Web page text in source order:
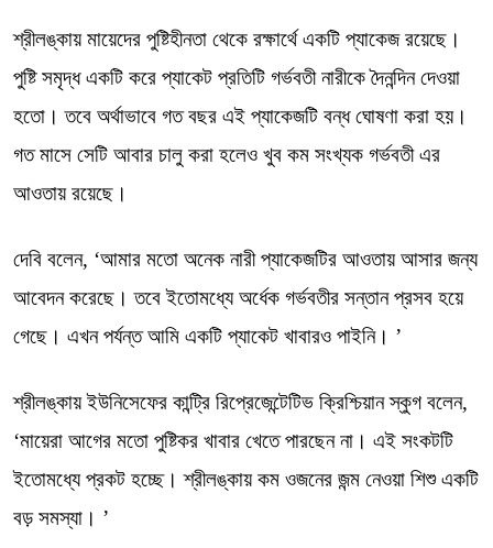
শ্রীলঙ্কায় মায়েদের পুষ্টিহীনতা থেকে রক্ষার্থে একটি প্যাকেজ রয়েছে।
পুষ্টি সমৃদ্ধ একটি করে প্যাকেট প্রতিটি গর্ভবতী নারীকে দৈনন্দিন দেওয়া
হতো। তবে অর্থাভাবে গত বছর এই প্যাকেজটি বন্ধ ঘোষণা করা হয়।
গত মাসে সেটি আবার চালু করা হলেও খুব কম সংখ্যক গর্ভবতী এর
আওতায় রয়েছে।
দেবি বলেন, ‘আমার মতো অনেক নারী প্যাকেজটির আওতায় আসার জন্য
আবেদন করেছে। তবে ইতোমধ্যে অর্ধেক গর্ভবতীর সন্তান প্রসব হয়ে
গেছে। এখন পর্যন্ত আমি একটি প্যাকেট খাবারও পাইনি। ’
শ্রীলঙ্কায় ইউনিসেফের কান্ট্রি রিপ্রেজেন্টেটিভ ক্রিশ্চিয়ান স্কুগ বলেন,
‘মায়েরা আগের মতো পুষ্টিকর খাবার খেতে পারছেন না। এই সংকটটি
ইতোমধ্যে প্রকট হচ্ছে। শ্রীলঙ্কায় কম ওজনের জন্ম নেওয়া শিশু একটি
বড় সমস্যা। ’